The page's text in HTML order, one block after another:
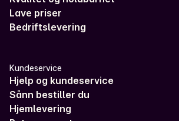
Lave priser
Bedriftslevering
Kundeservice
Hjelp og kundeservice
Sånn bestiller du
Hjemlevering